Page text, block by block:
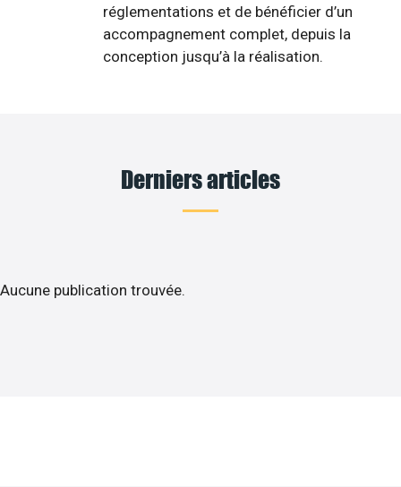
réglementations et de bénéficier d’un
accompagnement complet, depuis la
conception jusqu’à la réalisation.
Derniers articles
Aucune publication trouvée.